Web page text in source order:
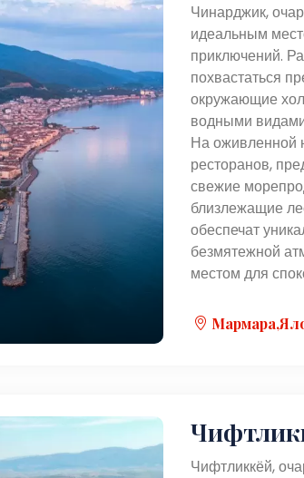
Чинарджик,
идеальным
приключений.
похвастаться
окружающие
водными
На оживленной
ресторанов,
свежие
близлежащие
обеспечат
безмятежной
местом для
Чифтликкёй,